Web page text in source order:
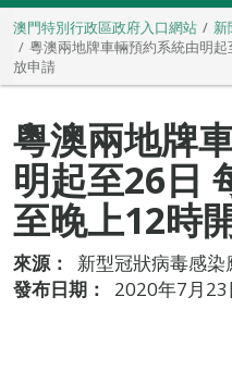
澳門特別行政區政府入口網站
新
粵澳兩地牌車輛預約系統由明
放申請
粵澳兩地牌
明起至26日
至晚上12時
來源：
新型冠狀病毒感
發布日期：
2020年7月23